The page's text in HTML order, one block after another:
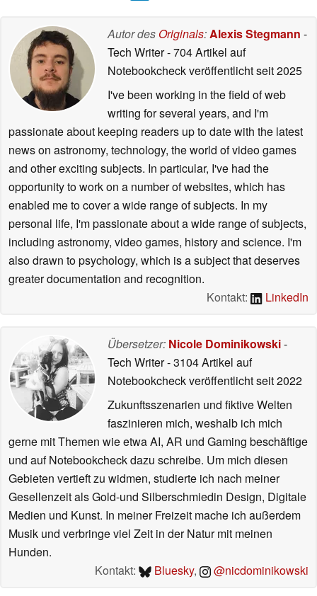
Autor des Originals:Alexis Stegmann -
Tech Writer- 704 Artikel auf
Notebookcheck veröffentlichtseit 2025
I've been working in the field of web
writing for several years, and I'm
passionate about keeping readers up to date with the latest
news on astronomy, technology, the world of video games
and other exciting subjects. In particular, I've had the
opportunity to work on a number of websites, which has
enabled me to cover a wide range of subjects. In my
personal life, I'm passionate about a wide range of subjects,
including astronomy, video games, history and science. I'm
also drawn to psychology, which is a subject that deserves
greater documentation and recognition.
Kontakt:
LinkedIn
Übersetzer: Nicole Dominikowski-
Tech Writer- 3104 Artikel auf
Notebookcheck veröffentlichtseit 2022
Zukunftsszenarien und fiktive Welten
faszinieren mich, weshalb ich mich
gerne mit Themen wie etwa AI, AR und Gaming beschäftige
und auf Notebookcheck dazu schreibe. Um mich diesen
Gebieten vertieft zu widmen, studierte ich nach meiner
Gesellenzeit als Gold-und Silberschmiedin Design, Digitale
Medien und Kunst. In meiner Freizeit mache ich außerdem
Musik und verbringe viel Zeit in der Natur mit meinen
Hunden.
Kontakt:
Bluesky, @nicdominikowski